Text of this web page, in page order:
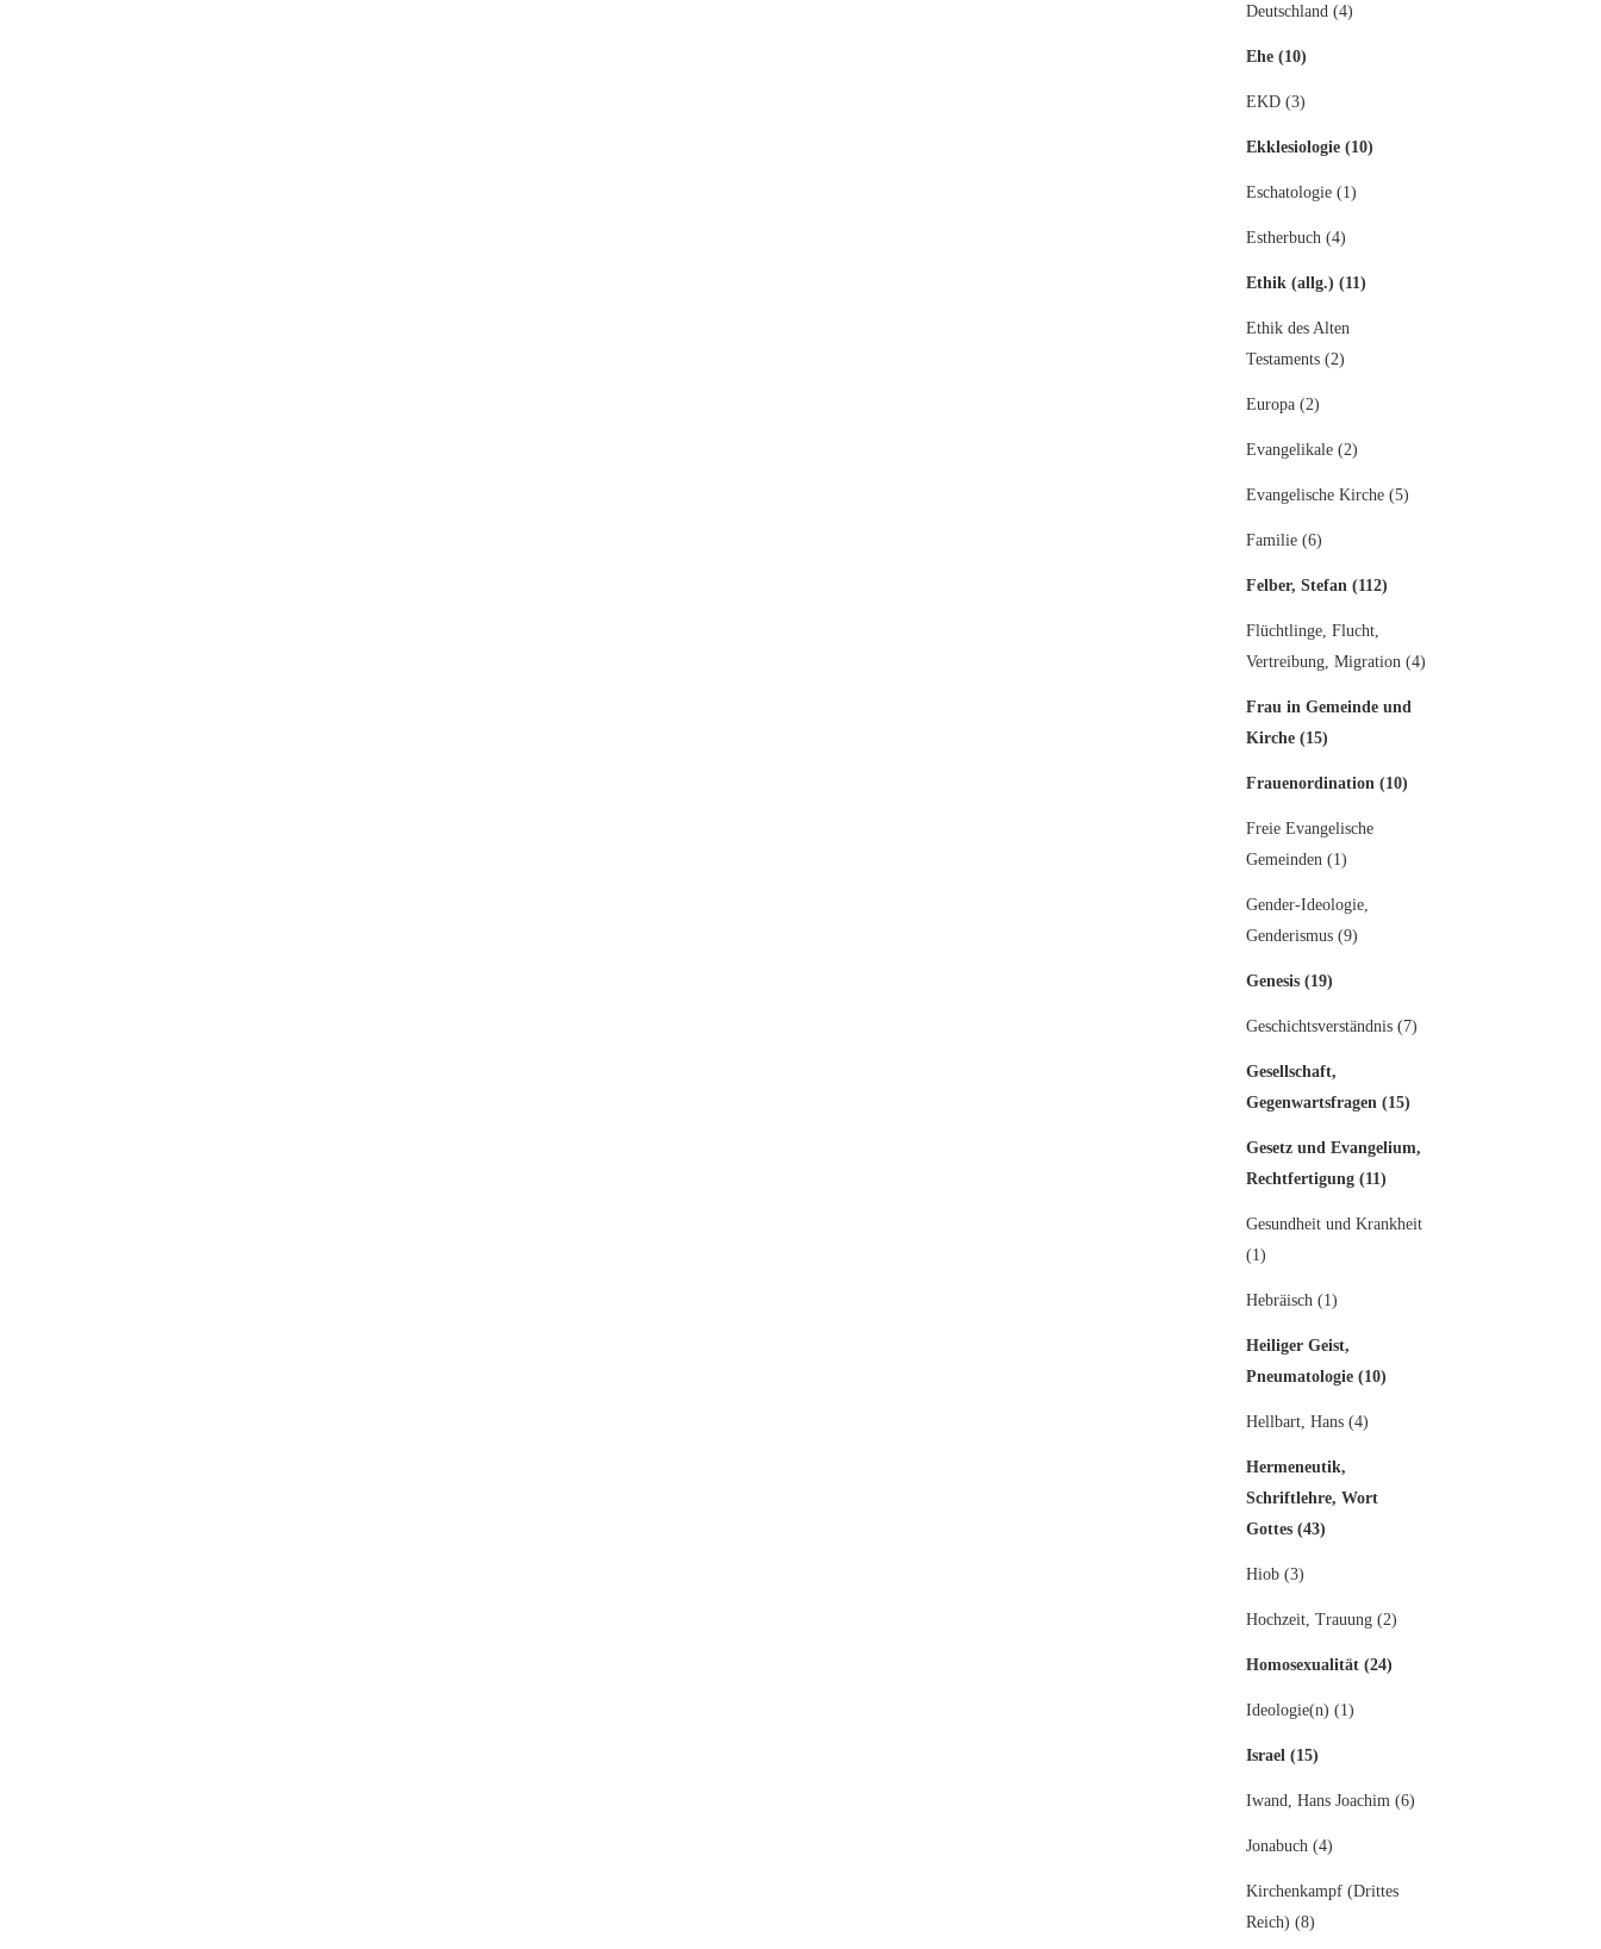
Deutschland (4)
Ehe (10)
EKD (3)
Ekklesiologie (10)
Eschatologie (1)
Estherbuch (4)
Ethik (allg.) (11)
Ethik des Alten
Testaments (2)
Europa (2)
Evangelikale (2)
Evangelische Kirche (5)
Familie (6)
Felber, Stefan (112)
Flüchtlinge, Flucht,
Vertreibung, Migration (4)
Frau in Gemeinde und
Kirche (15)
Frauenordination (10)
Freie Evangelische
Gemeinden (1)
Gender-Ideologie,
Genderismus (9)
Genesis (19)
Geschichtsverständnis (7)
Gesellschaft,
Gegenwartsfragen (15)
Gesetz und Evangelium,
Rechtfertigung (11)
Gesundheit und Krankheit
(1)
Hebräisch (1)
Heiliger Geist,
Pneumatologie (10)
Hellbart, Hans (4)
Hermeneutik,
Schriftlehre, Wort
Gottes (43)
Hiob (3)
Hochzeit, Trauung (2)
Homosexualität (24)
Ideologie(n) (1)
Israel (15)
Iwand, Hans Joachim (6)
Jonabuch (4)
Kirchenkampf (Drittes
Reich) (8)